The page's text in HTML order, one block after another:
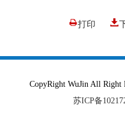
打印
CopyRight WuJin All
苏ICP备